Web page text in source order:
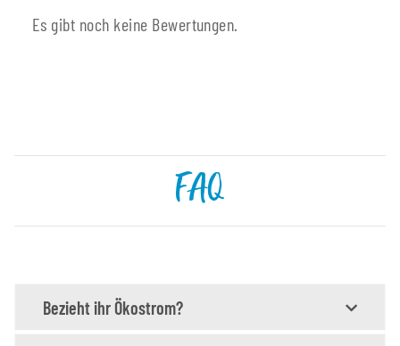
Es gibt noch keine Bewertungen.
FAQ
Bezieht ihr Ökostrom?